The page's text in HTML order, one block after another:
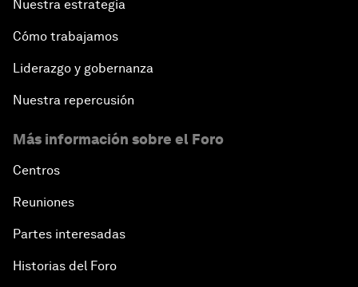
Nuestra estrategia
Cómo trabajamos
Liderazgo y gobernanza
Nuestra repercusión
Más información sobre el Foro
Centros
Reuniones
Partes interesadas
Historias del Foro